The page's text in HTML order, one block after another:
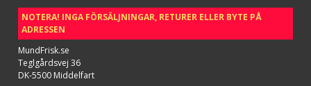
NOTERA! INGA FÖRSÄLJNINGAR, RETURER ELLER BYTE PÅ
ADRESSEN
MundFrisk.se
Teglgårdsvej 36
DK-5500 Middelfart